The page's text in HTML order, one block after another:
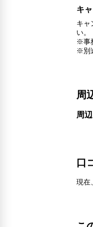
キ
キャ
い。
※事
※別
周
周
口
現在